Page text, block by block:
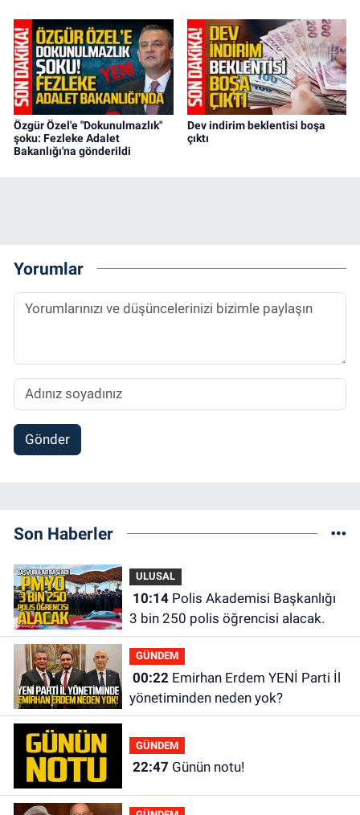
Özgür Özel'e "Dokunulmazlık"
şoku: Fezleke Adalet
Bakanlığı'na gönderildi
Dev indirim beklentisi boşa
çıktı
Yorumlar
Gönder
Son Haberler
ULUSAL
10:14Polis Akademisi Başkanlığı
3 bin 250 polis öğrencisi alacak.
GÜNDEM
00:22Emirhan Erdem YENİ Parti İl
yönetiminden neden yok?
GÜNDEM
22:47 Günün notu!